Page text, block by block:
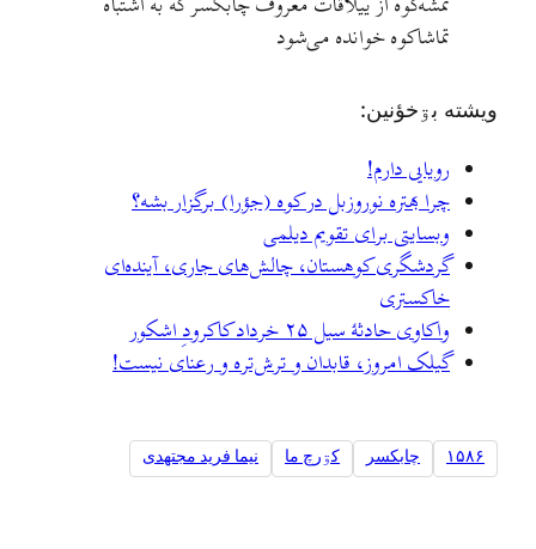
تماشاکوه خوانده می‌شود
ويشته بۊخؤنين:
رویایی دارم!
چرا بهتره نوروزبل در کوه (جؤرا) برگزار بشه؟
وبسایتی برای تقویم دیلمی
گردشگری کوهستان، چالش‌های جاری، آینده‌ای
خاکستری
واکاوی حادثهٔ سیل ۲۵ خرداد کاکرودِ اشکور
گیلک امروز، قابدان و ترش‌تره و رعنای نیست!
۱۵۸۶ چابکسر کۊرچ ما نیما فرید مجتهدی